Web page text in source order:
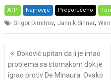
ATP Najnovije Preporučeno
Grigor Dimitrov,Jannik Sinner,
Post
navigation
Đoković upitan da li je imao
problema sa stomakom dok je
igrao protiv De Minaura: Ovako